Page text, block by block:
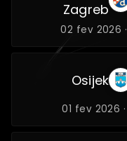
Zagreb
02 fev 2026 ·
Osijek
01 fev 2026 ·